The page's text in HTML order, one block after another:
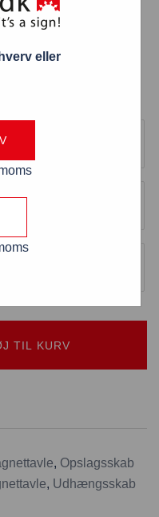
moms
med
TIL KURV
, Opslagsskab
, Udhængsskab
eller